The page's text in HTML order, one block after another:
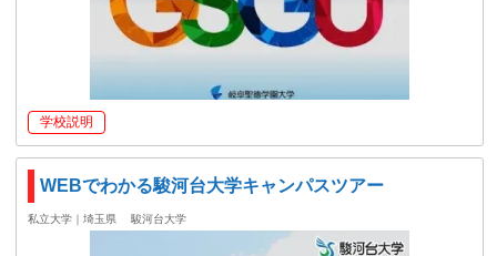
学校説明
WEBでわかる駿河台大学キャンパスツアー
私立大学｜埼玉県 駿河台大学